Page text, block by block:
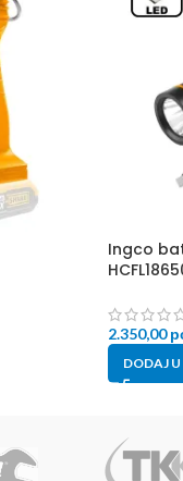
Ingco
2.350,00
DODAJ